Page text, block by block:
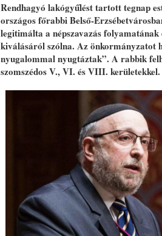
Rendhagyó lakógyűlést tartott tegnap
országos főrabbi Belső-
legitimálta a népszavazás
kiválásáról szólna. Az önkormányzatot
nyugalommal nyugtáztak”. A rabbik
szomszédos V., VI. és VIII. kerületekkel.